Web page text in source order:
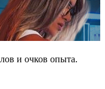
и очков опыта.